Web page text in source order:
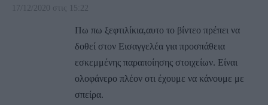
17/12/2020 στις 15:22
Πω πω ξεφτιλίκια,αυτο το βίντεο πρέπει να
δοθεί στον Εισαγγελέα για προσπάθεια
εσκεμμένης παραποίησης στοιχείων. Είναι
ολοφάνερο πλέον οτι έχουμε να κάνουμε με
σπείρα.